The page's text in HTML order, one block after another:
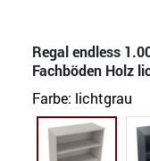
Regal endless
Fachböden Holz
Farbe: lichtgrau